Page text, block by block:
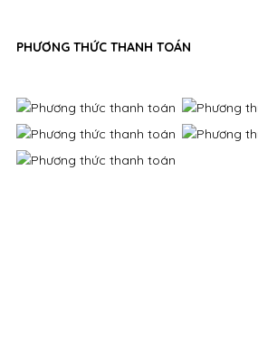
PHƯƠNG THỨC THANH TOÁN